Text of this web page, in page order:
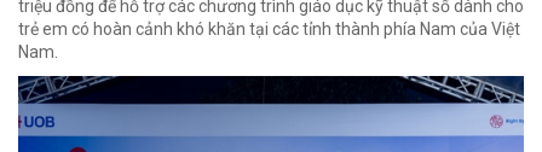
triệu đồng để hỗ trợ các chương trình giáo dục kỹ thuật số dành cho
trẻ em có hoàn cảnh khó khăn tại các tỉnh thành phía Nam của Việt
Nam.